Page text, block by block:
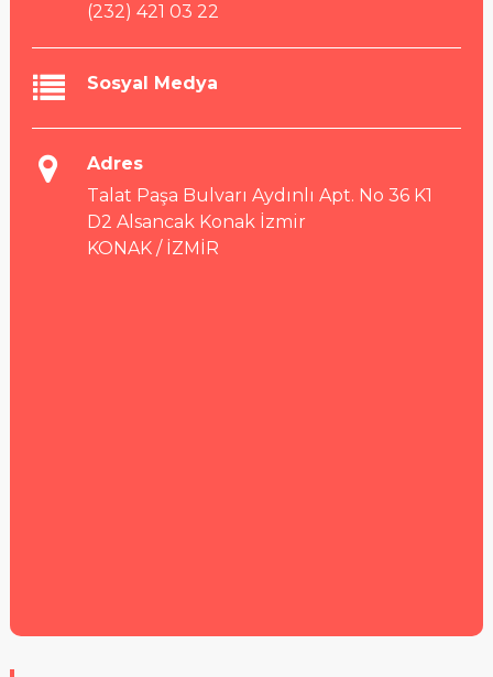
(232) 421 03 22
Sosyal Medya
Adres
Talat Paşa Bulvarı Aydınlı Apt. No 36 K1
D2 Alsancak Konak İzmir
KONAK / İZMİR